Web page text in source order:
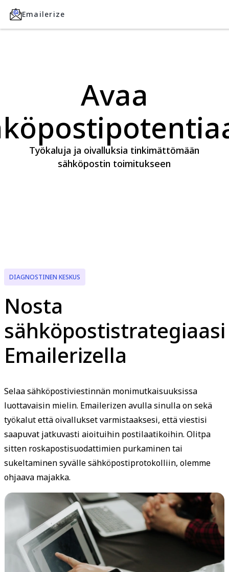
Emailerize
Avaa
Työkaluja ja oivalluksia tinkimättömään
sähköpostin toimitukseen
DIAGNOSTINEN KESKUS
Nosta
sähköpostistrategiaasi
Emailerizella
Selaa sähköpostiviestinnän monimutkaisuuksissa
luottavaisin mielin. Emailerizen avulla sinulla on sekä
työkalut että oivallukset varmistaaksesi, että viestisi
saapuvat jatkuvasti aioituihin postilaatikoihin. Olitpa
sitten roskapostisuodattimien purkaminen tai
sukeltaminen syvälle sähköpostiprotokolliin, olemme
ohjaava majakka.